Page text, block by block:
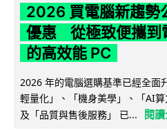
2026 買電腦新趨勢
優惠 從極致便攜到
的高效能 PC
2026 年的電腦選購基準已經全面
輕量化」、「機身美學」、「AI
及「品質與售後服務」 已...
閱